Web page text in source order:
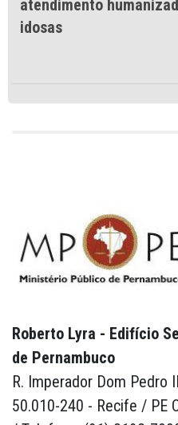
atendimento
idosas
Roberto Lyra - Edifício
de Pernambuco
R. Imperador Dom Pedro
50.010-240 - Recife / PE